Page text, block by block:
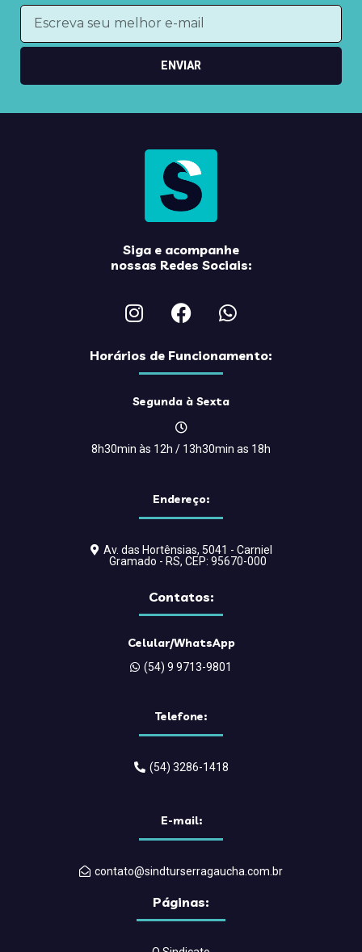
ENVIAR
Siga e acompanhe
nossas Redes Sociais:
Horários de Funcionamento:
Segunda à Sexta
8h30min às 12h / 13h30min as 18h
Endereço:
Av. das Hortênsias, 5041 - Carniel
Gramado - RS, CEP: 95670-000
Contatos:
Celular/WhatsApp
(54) 9 9713-9801
Telefone:
(54) 3286-1418
E-mail:
contato@sindturserragaucha.com.br
Páginas: